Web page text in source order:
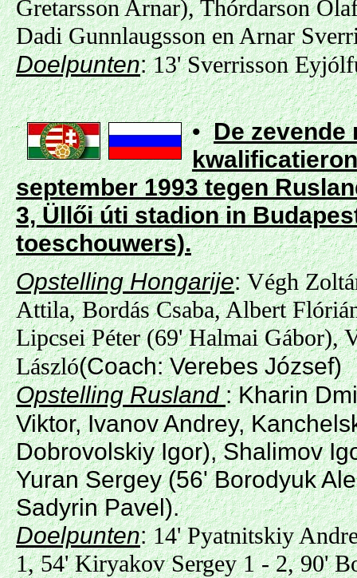
Gretarsson Arnar), Thórdarson
Dadi Gunnlaugsson en Arnar
Doelpunten:13' Sverrisson
•De zevende
september 1993 tegen
3,Üllői úti stadion in
toeschouwers).
Opstelling Hongarije:Végh
Attila, Bordás Csaba, Albert
Lipcsei Péter (69' Halmai Gábor),
László(Coach: Verebes József)
Opstelling Rusland: Kharin
Viktor, Ivanov Andrey,
Dobrovolskiy Igor), Shalimov
Yuran Sergey (56' Borodyuk
Sadyrin Pavel).
Doelpunten:14' Pyatnitskiy
1, 54' Kiryakov Sergey 1 - 2, 90'